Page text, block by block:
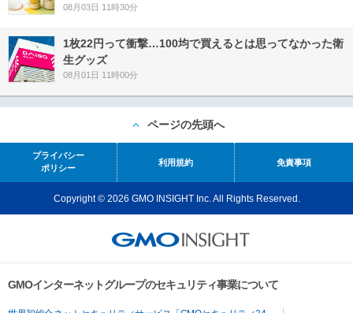
08月03日 11時30分
1枚22円って衝撃…100均で買えるとは思ってなかった衛
生グッズ
08月01日 11時00分
ページの先頭へ
プライバシー
ポリシー
利用規約 免責事項
Copyright © 2026 GMO INSIGHT Inc. All Rights Reserved.
GMOインターネットグループのセキュリティ事業について